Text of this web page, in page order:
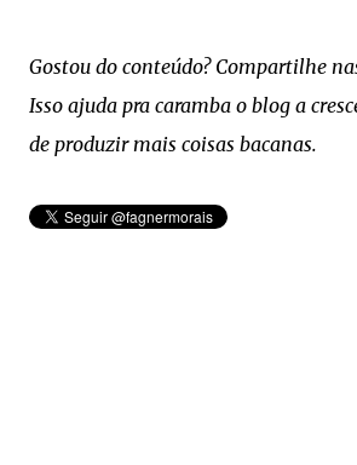
Gostou do conteúdo? Compartilhe
Isso ajuda pra caramba o blog a
de produzir mais coisas bacanas.